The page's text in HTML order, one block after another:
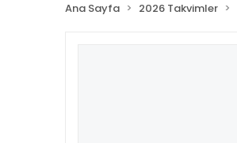
Ana Sayfa 2026 Takvimler